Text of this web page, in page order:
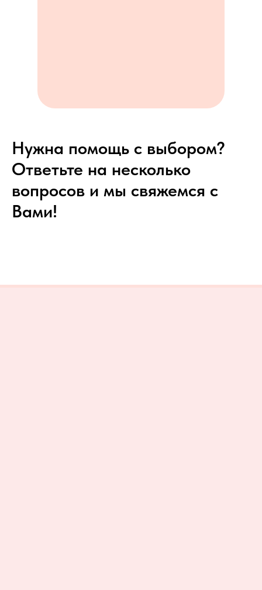
Нужна помощь с выбором?
Ответьте на несколько
вопросов и мы свяжемся с
Вами!